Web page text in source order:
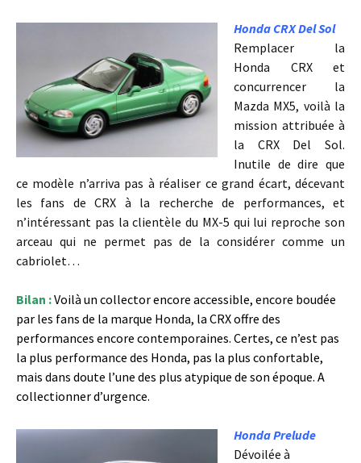
Honda CRX Del Sol
Remplacer la
Honda CRX et
concurrencer la
Mazda MX5, voilà la
mission attribuée à
la CRX Del Sol.
Inutile de dire que
ce modèle n’arriva pas à réaliser ce grand écart, décevant
les fans de CRX à la recherche de performances, et
n’intéressant pas la clientèle du MX-5 qui lui reproche son
arceau qui ne permet pas de la considérer comme un
cabriolet…
Bilan :Voilà un collector encore accessible, encore boudée
par les fans de la marque Honda, la CRX offre des
performances encore contemporaines. Certes, ce n’est pas
la plus performance des Honda, pas la plus confortable,
mais dans doute l’une des plus atypique de son époque. A
collectionner d’urgence.
Honda Prelude
Dévoilée à